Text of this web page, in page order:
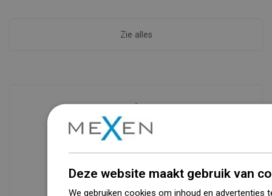
Zie alles
Beschikbaarheid van goederen
Een modern logistiek centrum met een
dan 68.000 palletplaatsen biedt meer
Deze website maakt gebruik van
We gebruiken cookies om inhoud en advertenties